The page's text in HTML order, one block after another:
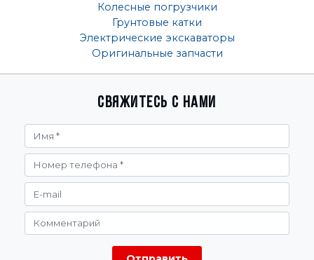
Колесные погрузчики
Грунтовые катки
Электрические экскаваторы
Оригинальные запчасти
Свяжитесь с нами